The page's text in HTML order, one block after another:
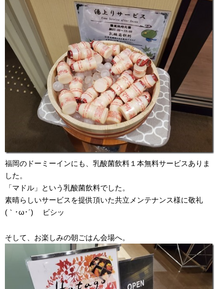
福岡のドーミーインにも、乳酸菌飲料１本無料サービスありま
した。
「マドル」という乳酸菌飲料でした。
素晴らしいサービスを提供頂いた共立メンテナンス様に敬礼
(｀･ω･´)ゞ ビシッ
そして、お楽しみの朝ごはん会場へ。